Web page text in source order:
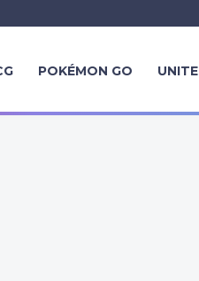
POKÉMON GO UNITE